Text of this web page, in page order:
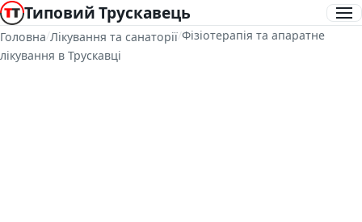
Типовий Трускавець
Головна/Лікування та санаторії/Фізіотерапія та апаратне
лікування в Трускавці